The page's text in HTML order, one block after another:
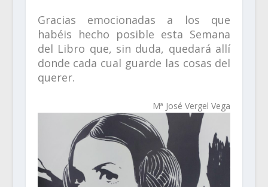
Gracias emocionadas a los que
habéis hecho posible esta Semana
del Libro que, sin duda, quedará allí
donde cada cual guarde las cosas del
querer.
Mª José Vergel Vega